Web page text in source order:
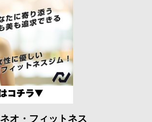
ネオ・フィットネス